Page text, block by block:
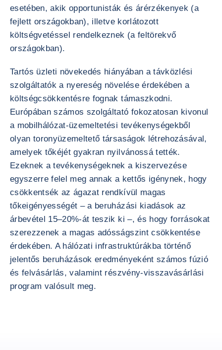
esetében, akik opportunisták és árérzékenyek (a
fejlett országokban), illetve korlátozott
költségvetéssel rendelkeznek (a feltörekvő
országokban).
Tartós üzleti növekedés hiányában a távközlési
szolgáltatók a nyereség növelése érdekében a
költségcsökkentésre fognak támaszkodni.
Európában számos szolgáltató fokozatosan kivonul
a mobilhálózat-üzemeltetési tevékenységekből
olyan toronyüzemeltető társaságok létrehozásával,
amelyek tőkéjét gyakran nyilvánossá tették.
Ezeknek a tevékenységeknek a kiszervezése
egyszerre felel meg annak a kettős igénynek, hogy
csökkentsék az ágazat rendkívül magas
tőkeigényességét – a beruházási kiadások az
árbevétel 15–20%-át teszik ki –, és hogy forrásokat
szerezzenek a magas adósságszint csökkentése
érdekében. A hálózati infrastruktúrákba történő
jelentős beruházások eredményeként számos fúzió
és felvásárlás, valamint részvény-visszavásárlási
program valósult meg.